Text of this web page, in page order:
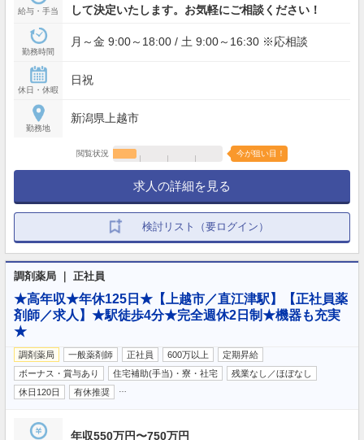
給与・手当
して決定いたします。お気軽にご相談ください！
勤務時間
月～金 9:00～18:00 / 土 9:00～16:30 ※応相談
休日・休暇
日祝
勤務地
新潟県上越市
閲覧状況 今が狙い目！
求人の詳細を見る
検討リスト（要ログイン）
調剤薬局 ｜ 正社員
★高年収★年休125日★【上越市／直江津駅】【正社員薬
剤師／求人】★駅徒歩4分★完全週休2日制★機器も充実
★
調剤薬局 一般薬剤師 正社員 600万以上
定期昇給
ボーナス・賞与あり
住宅補助(手当)・寮・社宅
残業なし／ほぼなし
休日120日
有休推奨
年収550万円〜750万円